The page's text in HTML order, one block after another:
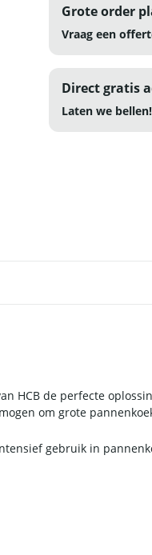
RVS
aantal
Grote order
Vraag een
Direct gratis
Laten we bellen!
HCB de perfecte
om grote
gebruik in